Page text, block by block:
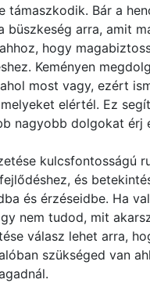
támaszkodik. Bár a
büszkeség arra, amit
hogy
Keményen
most vagy, ezért
elértél. Ez
nagyobb dolgokat érj
kulcsfontosságú
és
és érzéseidbe. Ha
nem tudod, mit
válasz lehet arra,
szükséged van